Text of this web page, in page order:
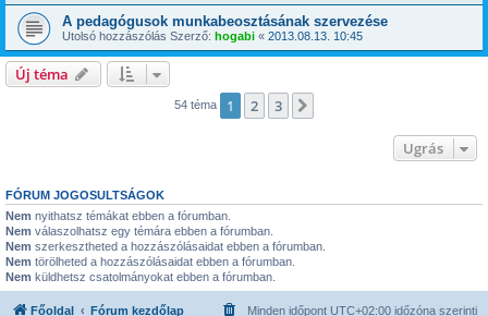
A pedagógusok munkabeosztásának szervezése
Utolsó hozzászólás Szerző: hogabi « 2013.08.13. 10:45
Új téma
54 téma 1 2 3
Ugrás
FÓRUM JOGOSULTSÁGOK
Nem nyithatsz témákat ebben a fórumban.
Nem válaszolhatsz egy témára ebben a fórumban.
Nem szerkesztheted a hozzászólásaidat ebben a fórumban.
Nem törölheted a hozzászólásaidat ebben a fórumban.
Nem küldhetsz csatolmányokat ebben a fórumban.
Főoldal Fórum kezdőlap Minden időpont UTC+02:00 időzóna szerinti